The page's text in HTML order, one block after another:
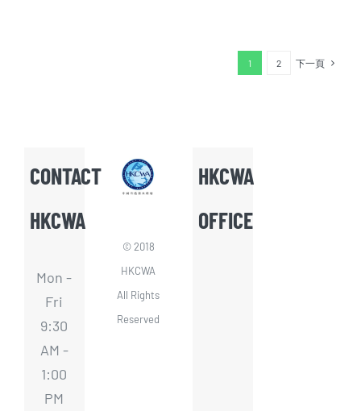
1 2 下一頁
CONTACT
HKCWA
Mon -
Fri
9:30
AM -
1:00
PM
© 2018
HKCWA
All Rights
Reserved
HKCWA
OFFICE